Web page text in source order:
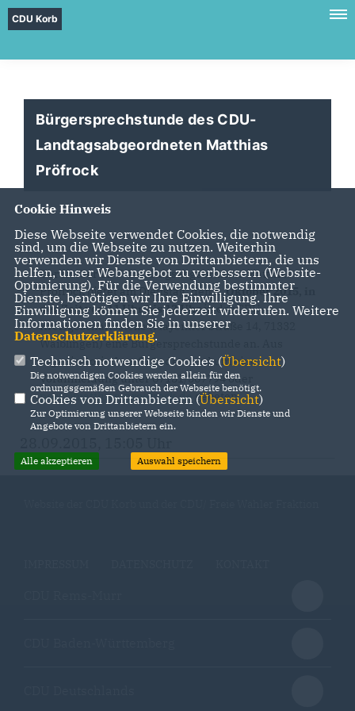
CDU Korb
Bürgersprechstunde des CDU-
Landtagsabgeordneten Matthias
Pröfrock
Der Korber CDU-Landtagsabgeordnete Matthias
Pröfrock bietet am Dienstag, den6. Oktober 2015, in
der Zeit von 11 Uhr bis 12 Uhrin der CDU-
Kreisgeschäftsstelle (Mayenner Straße 14, 71332
Waiblingen) eine Bürgersprechstunde an. Aus
organisatorischen Gründen wird um eine
Voranmeldung unter 07151/507794 oder
post@matthias-proefrock.degebeten.
Cookie Hinweis
Diese Webseite verwendet Cookies, die notwendig
sind, um die Webseite zu nutzen. Weiterhin
verwenden wir Dienste von Drittanbietern, die uns
helfen, unser Webangebot zu verbessern (Website-
Optmierung). Für die Verwendung bestimmter
Dienste, benötigen wir Ihre Einwilligung. Ihre
Einwilligung können Sie jederzeit widerrufen. Weitere
Informationen finden Sie in unserer
Datenschutzerklärung.
Technisch notwendige Cookies (Übersicht)
Die notwendigen Cookies werden allein für den
ordnungsgemäßen Gebrauch der Webseite benötigt.
Cookies von Drittanbietern (Übersicht)
Zur Optimierung unserer Webseite binden wir Dienste und
Angebote von Drittanbietern ein.
Alle akzeptieren Auswahl speichern